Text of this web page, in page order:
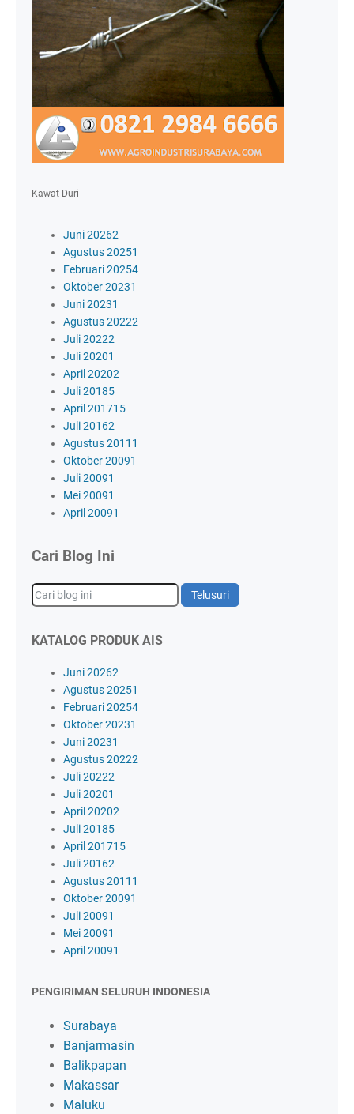
Kawat Duri
Juni 20262
Agustus 20251
Februari 20254
Oktober 20231
Juni 20231
Agustus 20222
Juli 20222
Juli 20201
April 20202
Juli 20185
April 201715
Juli 20162
Agustus 2011 1
Oktober 20091
Juli 20091
Mei 20091
April 20091
Cari Blog Ini
KATALOG PRODUK AIS
Juni 20262
Agustus 20251
Februari 20254
Oktober 20231
Juni 20231
Agustus 20222
Juli 20222
Juli 20201
April 20202
Juli 20185
April 201715
Juli 20162
Agustus 2011 1
Oktober 20091
Juli 20091
Mei 20091
April 20091
PENGIRIMAN SELURUH INDONESIA
Surabaya
Banjarmasin
Balikpapan
Makassar
Maluku